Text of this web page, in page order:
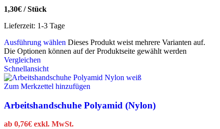
1,30€ /Stück
Lieferzeit: 1-3 Tage
Ausführung wählen Dieses Produkt weist mehrere Varianten auf.
Die Optionen können auf der Produktseite gewählt werden
Vergleichen
Schnellansicht
Zum Merkzettel hinzufügen
Arbeitshandschuhe Polyamid (Nylon)
ab 0,76€ exkl. MwSt.